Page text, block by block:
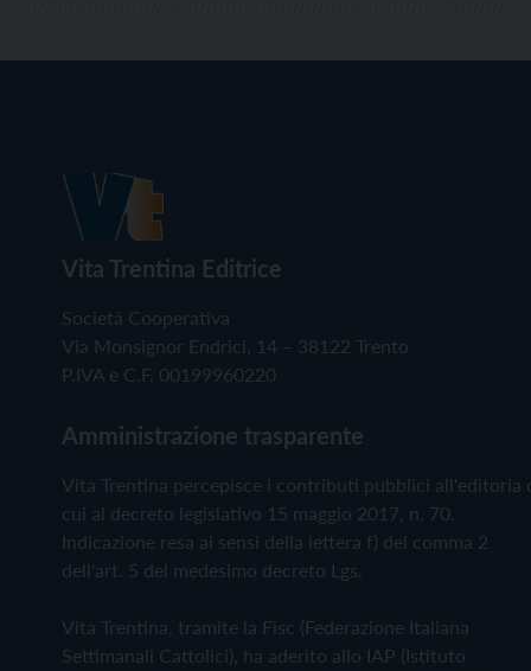
Vita Trentina Editrice
Società Cooperativa
Via Monsignor Endrici, 14 – 38122 Trento
P.IVA e C.F. 00199960220
Amministrazione trasparente
Vita Trentina percepisce i contributi pubblici all'editoria
cui al decreto legislativo 15 maggio 2017, n. 70.
Indicazione resa ai sensi della lettera f) del comma 2
dell'art. 5 del medesimo decreto Lgs.
Vita Trentina, tramite la Fisc (Federazione Italiana
Settimanali Cattolici), ha aderito allo IAP (Istituto